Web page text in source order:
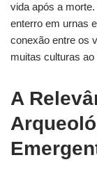
vida após a
enterro em urnas
conexão entre os
muitas culturas
A